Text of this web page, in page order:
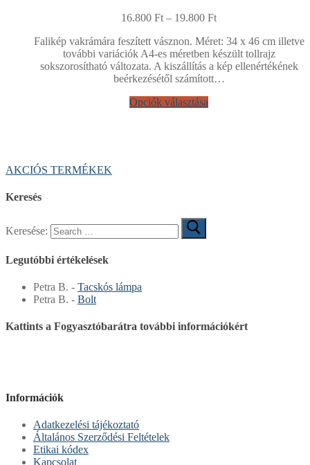
16.800 Ft – 19.800 Ft
Falikép vakrámára feszített vásznon. Méret: 34 x 46 cm illetve
további variációk A4-es méretben készült tollrajz
sokszorosítható változata. A kiszállítás a kép ellenértékének
beérkezésétől számított…
Opciók választása
AKCIÓS TERMÉKEK
Keresés
Keresése:
Legutóbbi értékelések
Petra B. - Tacskós lámpa
Petra B. - Bolt
Kattints a Fogyasztóbarátra további információkért
Információk
Adatkezelési tájékoztató
Általános Szerződési Feltételek
Etikai kódex
Kapcsolat